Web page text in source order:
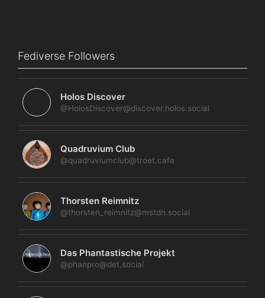
Fediverse Followers
Holos Discover
@HolosDiscover@discover.holos.social
Quadruvium Club
@quadruviumclub@troet.cafe
Thorsten Reimnitz
@thorsten_reimnitz@mstdn.social
Das Phantastische Projekt
@phanpro@det.social